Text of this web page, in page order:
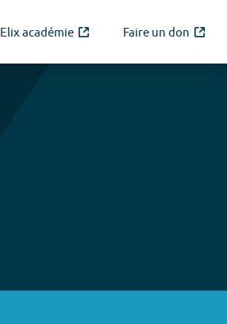
Elix académie Faire un don